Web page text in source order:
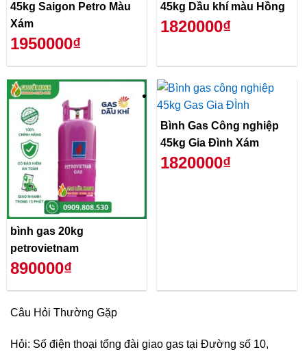
45kg Saigon Petro Màu
Xám
1950000₫
45kg Dầu khí màu Hồng
1820000₫
bình gas 20kg
petrovietnam
890000₫
Bình Gas Công nghiệp
45kg Gia Đình Xám
1820000₫
Câu Hỏi Thường Gặp
Hỏi: Số điện thoại tổng đài giao gas tại Đường số 10,